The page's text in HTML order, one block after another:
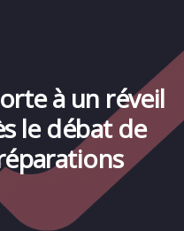
à un réveil
le débat de